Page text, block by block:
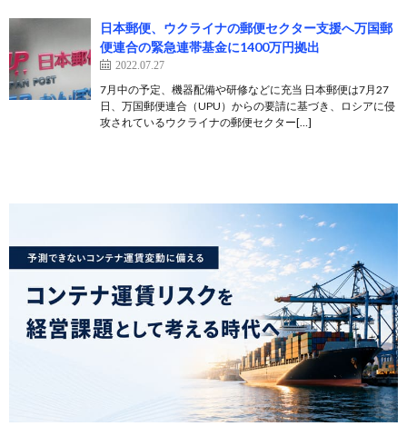
日本郵便、ウクライナの郵便セクター支援へ万国郵
便連合の緊急連帯基金に1400万円拠出
2022.07.27
7月中の予定、機器配備や研修などに充当 日本郵便は7月27
日、万国郵便連合（UPU）からの要請に基づき、ロシアに侵
攻されているウクライナの郵便セクター[…]